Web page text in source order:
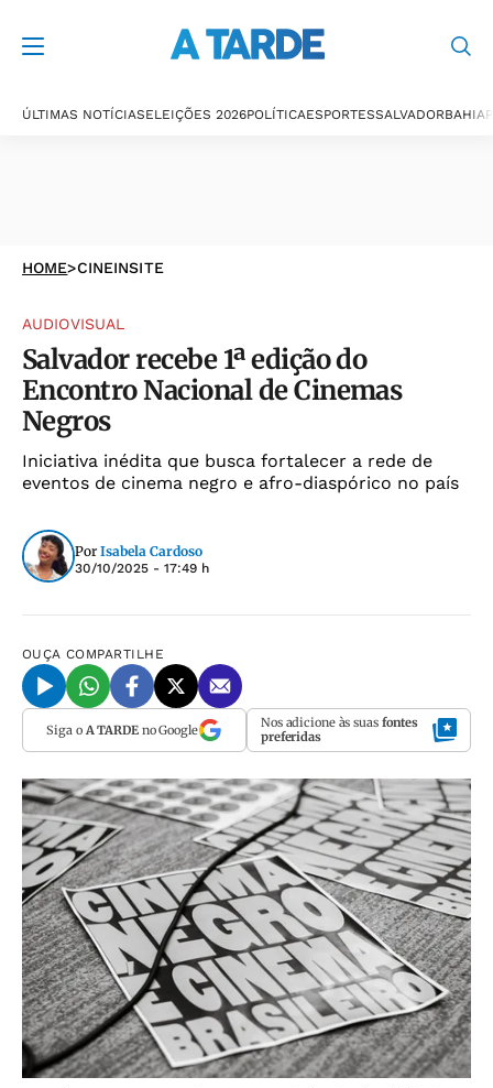
ÚLTIMAS NOTÍCIASELEIÇÕES 2026POLÍTICAESPORTESSALVADORBAHIA
HOME>CINEINSITE
AUDIOVISUAL
Salvador recebe 1ª edição do
Encontro Nacional de Cinemas
Negros
Iniciativa inédita que busca fortalecer a rede de
eventos de cinema negro e afro-diaspórico no país
Por Isabela Cardoso
30/10/2025 - 17:49 h
OUÇA COMPARTILHE
Siga o A TARDEno Google Nos adicione às suas fontes
preferidas